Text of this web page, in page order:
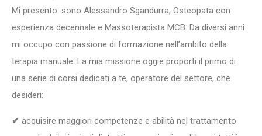
Mi presento: sono Alessandro Sgandurra, Osteopata con
esperienza decennale e Massoterapista MCB. Da diversi anni
mi occupo con passione di formazione nell’ambito della
terapia manuale. La mia missione oggiè proporti il primo di
una serie di corsi dedicati a te, operatore del settore, che
desideri:
✔ acquisire maggiori competenze e abilità nel trattamento